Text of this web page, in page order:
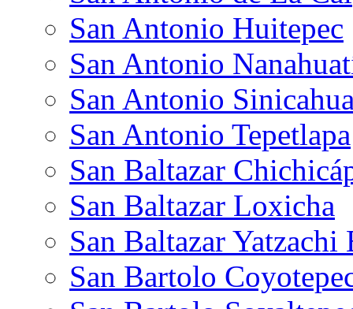
San Antonio Huitepec
San Antonio
San Antonio
San Antonio Tepetlapa
San Baltazar
San Baltazar Loxicha
San Baltazar Yatzachi
San Bartolo